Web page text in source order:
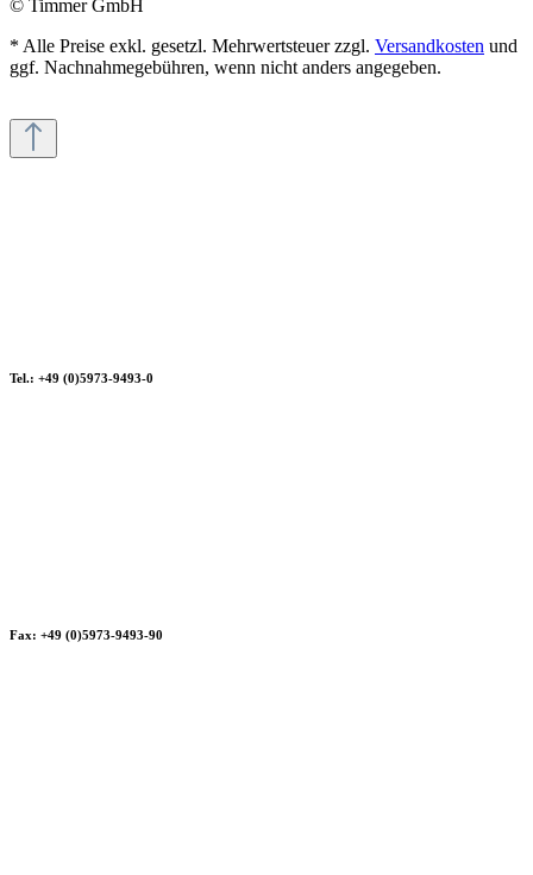
© Timmer GmbH
* Alle Preise exkl. gesetzl. Mehrwertsteuer zzgl. Versandkosten und
ggf. Nachnahmegebühren, wenn nicht anders angegeben.
Tel.: +49 (0)5973-9493-0
Fax: +49 (0)5973-9493-90